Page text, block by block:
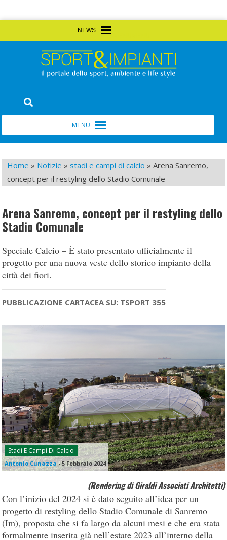
to
Sport&Impianti
Home » Notizie »stadi e campi di calcio »Arena Sanremo,
concept per il restyling dello Stadio Comunale
Arena Sanremo, concept per il restyling dello
Stadio Comunale
Speciale Calcio – È stato presentato ufficialmente il
progetto per una nuova veste dello storico impianto della
città dei fiori.
PUBBLICAZIONE CARTACEA SU: TSPORT 355
Stadi E Campi Di Calcio
Antonio Cunazza-5 Febbraio 2024
(Rendering di Giraldi Associati Architetti)
Con l’inizio del 2024 si è dato seguito all’idea per un
progetto di restyling dello Stadio Comunale di Sanremo
(Im), proposta che si fa largo da alcuni mesi e che era stata
formalmente inserita già nell’estate 2023 all’interno della